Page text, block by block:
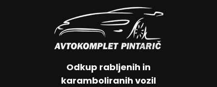
Odkup rabljenih in
karamboliranih vozil